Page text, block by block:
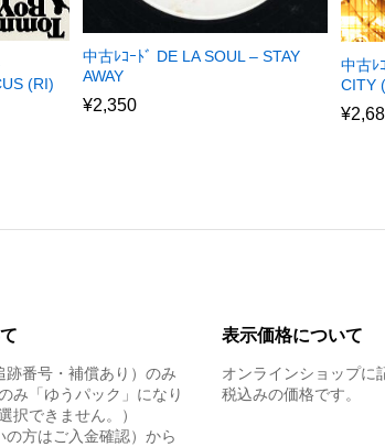
(RI)
中古ﾚｺｰﾄﾞ DE LA SOUL – STAY
AWAY
¥2,350
中古ﾚ
CITY
¥
跡番号・補償あり）のみ
み「ゆうパック」になり
択できません。）
方はご入金確認）から
表示価格について
オンラインショップに
税込みの価格です。